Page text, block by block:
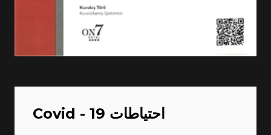
Covid - 19 احتياطات